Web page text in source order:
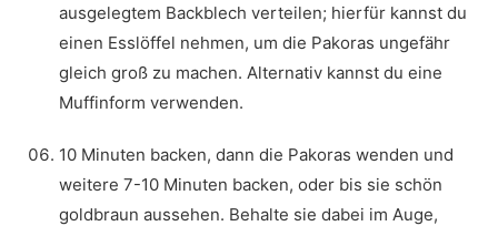
ausgelegtem Backblech verteilen; hierfür kannst du
einen Esslöffel nehmen, um die Pakoras ungefähr
gleich groß zu machen. Alternativ kannst du eine
Muffinform verwenden.
10 Minuten backen, dann die Pakoras wenden und
weitere 7-10 Minuten backen, oder bis sie schön
goldbraun aussehen. Behalte sie dabei im Auge,